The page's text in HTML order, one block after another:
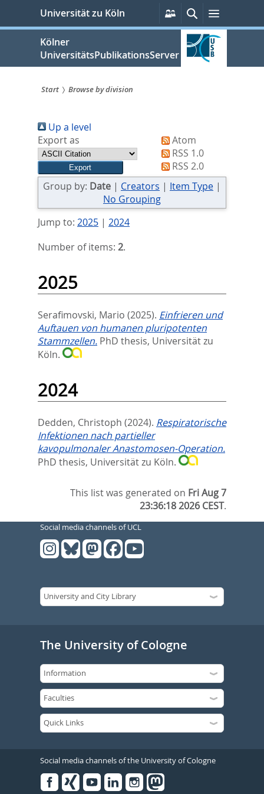
springen
Universität zu Köln
Persönliche
Services
SucheMenü
Kölner
UniversitätsPublikationsServer
sind
hier:
Start Browse by division
Up a level
Export as
Atom
RSS 1.0
RSS 2.0
Group by: Date | Creators | Item Type |
No Grouping
Jump to: 2025| 2024
Number of items: 2.
2025
Serafimovski, Mario (2025). Einfrieren und
Auftauen von humanen pluripotenten
Stammzellen. PhD thesis, Universität zu
Köln.
2024
Dedden, Christoph (2024). Respiratorische
Infektionen nach partieller
kavopulmonaler Anastomosen-Operation.
PhD thesis, Universität zu Köln.
This list was generated on Fri Aug 7
23:36:18 2026 CEST.
Social media channels of UCL
The University of Cologne
Social media channels of the University of Cologne